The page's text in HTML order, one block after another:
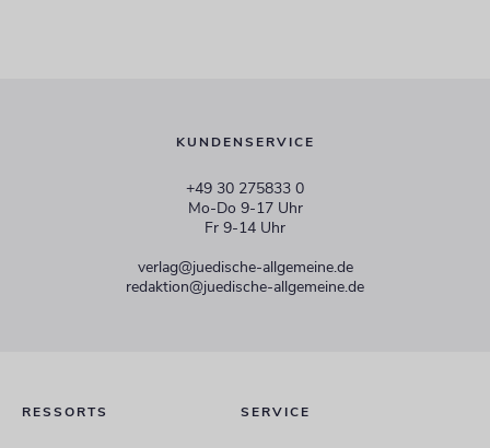
KUNDENSERVICE
+49 30 275833 0
Mo-Do 9-17 Uhr
Fr 9-14 Uhr
verlag@juedische-allgemeine.de
redaktion@juedische-allgemeine.de
RESSORTS SERVICE